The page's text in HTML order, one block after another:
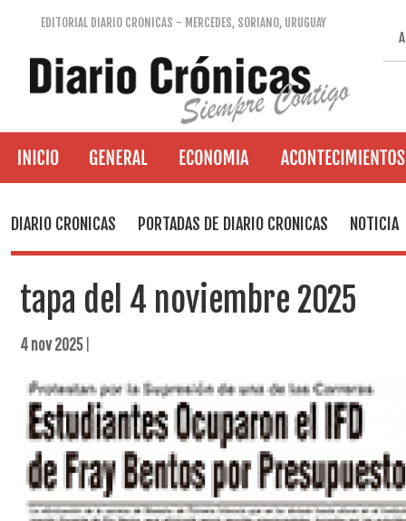
EDITORIAL DIARIO CRONICAS - MERCEDES, SORIANO, URUGUAY
DIARIO CRONICAS PORTADAS DE DIARIO CRONICAS NOTICIA
tapa del 4 noviembre 2025
4 nov 2025|